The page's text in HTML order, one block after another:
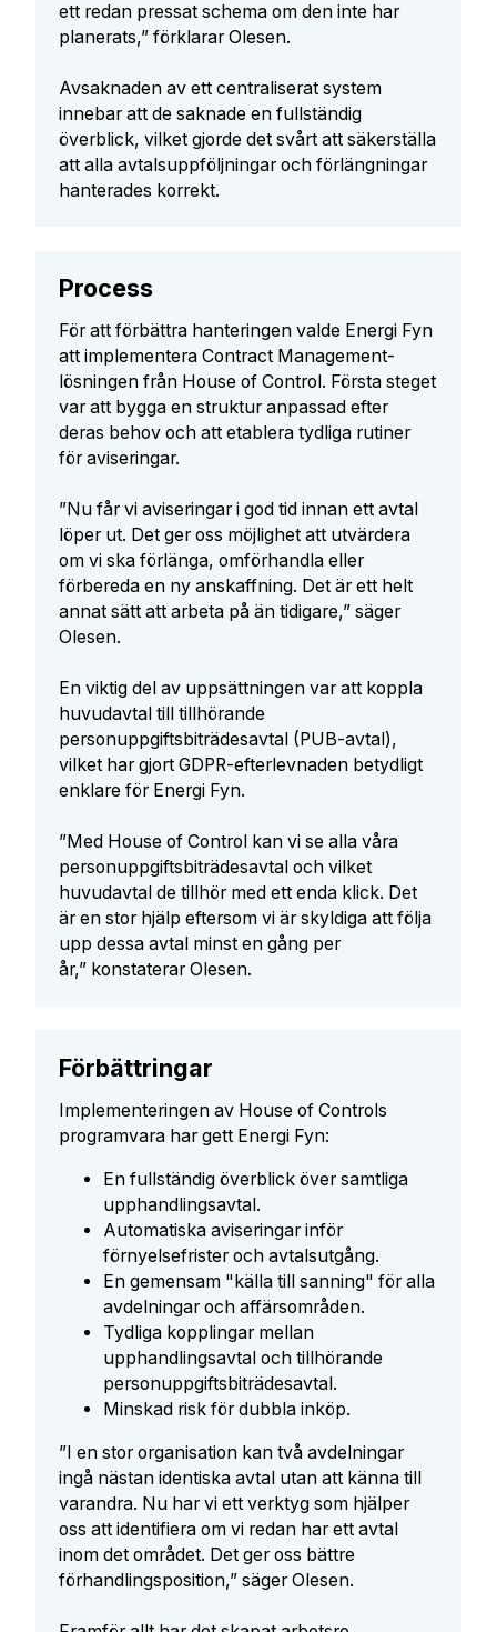
ett redan pressat schema om den inte har
planerats,” förklarar Olesen.
Avsaknaden av ett centraliserat system
innebar att de saknade en fullständig
överblick, vilket gjorde det svårt att säkerställa
att alla avtalsuppföljningar och förlängningar
hanterades korrekt.
Process
För att förbättra hanteringen valde Energi Fyn
att implementera Contract Management-
lösningen från House of Control. Första steget
var att bygga en struktur anpassad efter
deras behov och att etablera tydliga rutiner
för aviseringar.
”Nu får vi aviseringar i god tid innan ett avtal
löper ut. Det ger oss möjlighet att utvärdera
om vi ska förlänga, omförhandla eller
förbereda en ny anskaffning. Det är ett helt
annat sätt att arbeta på än tidigare,” säger
Olesen.
En viktig del av uppsättningen var att koppla
huvudavtal till tillhörande
personuppgiftsbiträdesavtal (PUB-avtal),
vilket har gjort GDPR-efterlevnaden betydligt
enklare för Energi Fyn.
”Med House of Control kan vi se alla våra
personuppgiftsbiträdesavtal och vilket
huvudavtal de tillhör med ett enda klick. Det
är en stor hjälp eftersom vi är skyldiga att följa
upp dessa avtal minst en gång per
år,” konstaterar Olesen.
Förbättringar
Implementeringen av House of Controls
programvara har gett Energi Fyn:
En fullständig överblick över samtliga
upphandlingsavtal.
Automatiska aviseringar inför
förnyelsefrister och avtalsutgång.
En gemensam "källa till sanning" för alla
avdelningar och affärsområden.
Tydliga kopplingar mellan
upphandlingsavtal och tillhörande
personuppgiftsbiträdesavtal.
Minskad risk för dubbla inköp.
”I en stor organisation kan två avdelningar
ingå nästan identiska avtal utan att känna till
varandra. Nu har vi ett verktyg som hjälper
oss att identifiera om vi redan har ett avtal
inom det området. Det ger oss bättre
förhandlingsposition,” säger Olesen.